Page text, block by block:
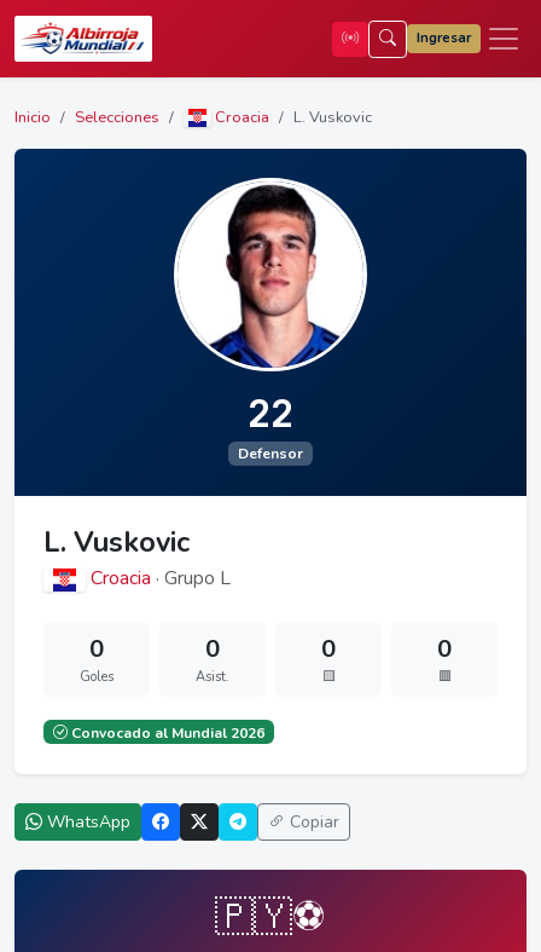
Ingresar
Inicio Selecciones Croacia L. Vuskovic
22
Defensor
L. Vuskovic
Croacia · Grupo L
0
Goles
0
Asist.
0
🟨
0
🟥
Convocado al Mundial 2026
WhatsApp Copiar
🇵🇾⚽